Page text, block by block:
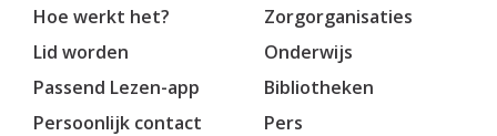
Hoe werkt het?
Lid worden
Passend Lezen-app
Persoonlijk contact
Zorgorganisaties
Onderwijs
Bibliotheken
Pers